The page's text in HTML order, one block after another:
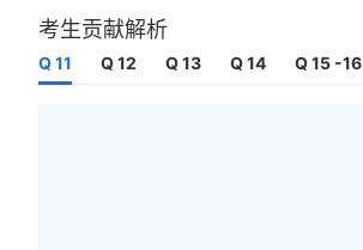
考生贡献解析
Q 11 Q 12 Q 13 Q 14 Q 15 -16